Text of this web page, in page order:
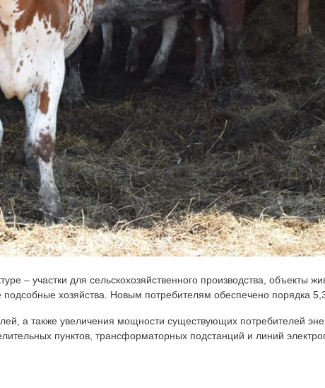
– участки для сельскохозяйственного производства, объекты
хозяйства. Новым потребителям обеспечено порядка
а также увеличения мощности существующих потребителей
пунктов, трансформаторных подстанций и линий